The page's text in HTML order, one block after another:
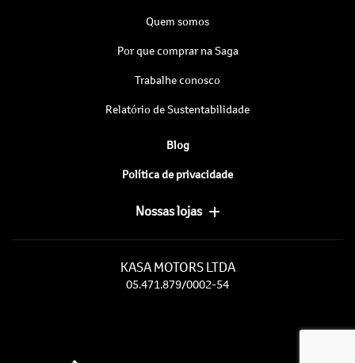
Quem somos
Por que comprar na Saga
Trabalhe conosco
Relatório de Sustentabilidade
Blog
Política de privacidade
Nossas lojas
KASA MOTORS LTDA
05.471.879/0002-54